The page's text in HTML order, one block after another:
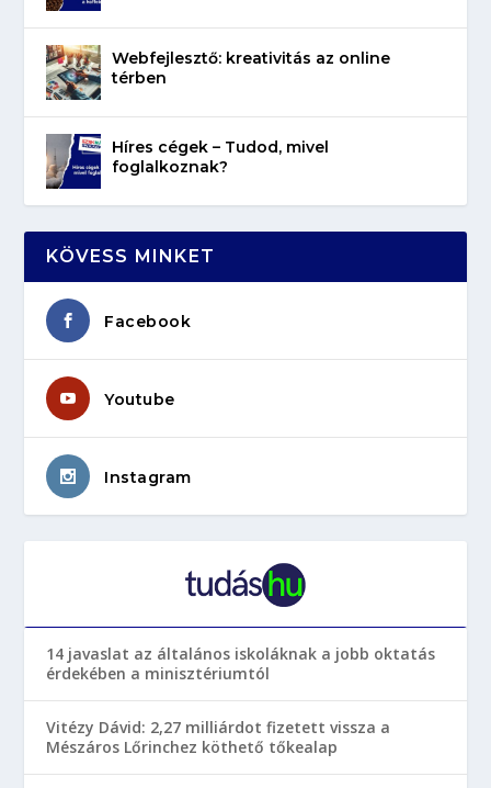
Webfejlesztő: kreativitás az online
térben
Híres cégek – Tudod, mivel
foglalkoznak?
KÖVESS MINKET
Facebook
Youtube
Instagram
14 javaslat az általános iskoláknak a jobb oktatás
érdekében a minisztériumtól
Vitézy Dávid: 2,27 milliárdot fizetett vissza a
Mészáros Lőrinchez köthető tőkealap